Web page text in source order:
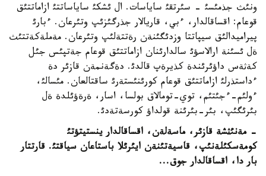
ونئث جذمئسئ - سئرتقئ ساياسات. ال ئشكئ ساياساتتئ ازاماتتئق
قوعام: اقساقالدار، ءبي، قاريالار جذرگئزئپ وتئرعان. ءبارئ
پيراميدالئق سيپاتتا وزدئگئنةن رةتتةلئپ وتئرعان. مةملةكةتتئث
ةل ئسئنة ارالاسؤئ سالدارئنان ازاماتتئق قوعام جةتپئس جئل
كةثةس داؤئرئندة كذيرةپ قالدئ. دةگةنمةن قازئر دة
ءداستذرلئ ازاماتتئق قوعام كورئنئستةرئ ساقتالعان. مئسالئ،
ءولئم-ءجئتئم، توي-تومالاق بولسا، اسار، ةرةؤئلدة ةل
بئرئگئپ، بئر-بئرئنة قولداؤ كورسةتةدئ.
- مةنئثشة قازئر، ماسةلةن، اقساقالدار ينستيتؤتئ
كومةسكئلةنئپ، قاسيةتئنةن ايئرئلا باستاعان سياقتئ. قارتتار
بار دا، اقساقالدار جوق...